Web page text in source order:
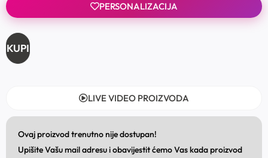
PERSONALIZACIJA
KUPI
LIVE VIDEO PROIZVODA
Ovaj proizvod trenutno nije dostupan!
Upišite Vašu mail adresu i obavijestit ćemo Vas kada proizvod